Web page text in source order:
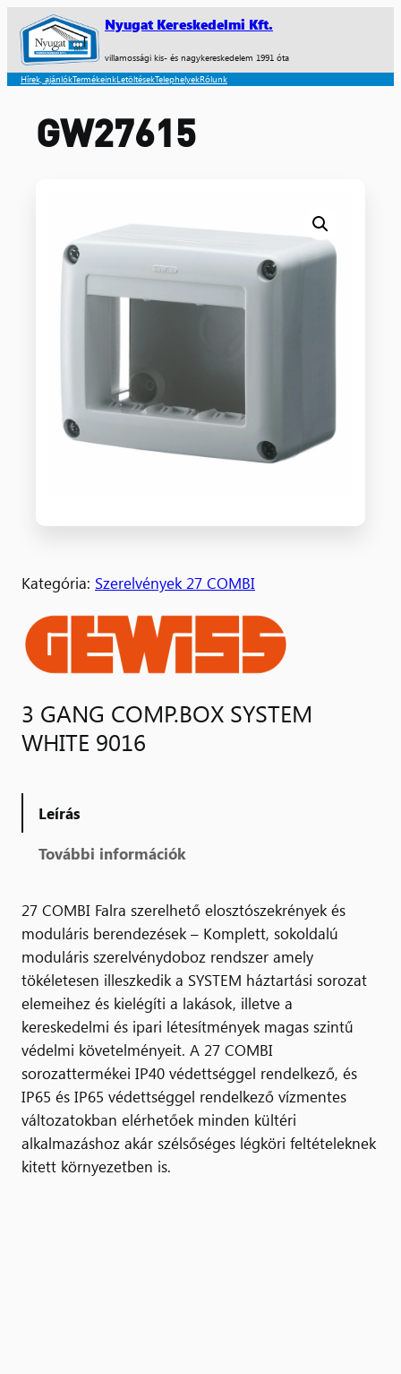
Nyugat Kereskedelmi Kft.
villamossági kis- és nagykereskedelem 1991 óta
Hírek, ajánlókTermékeinkLetöltésekTelephelyekRólunk
GW27615
Kategória: Szerelvények 27 COMBI
3 GANG COMP.BOX SYSTEM
WHITE 9016
Leírás
További információk
27 COMBI Falra szerelhető elosztószekrények és
moduláris berendezések – Komplett, sokoldalú
moduláris szerelvénydoboz rendszer amely
tökéletesen illeszkedik a SYSTEM háztartási sorozat
elemeihez és kielégíti a lakások, illetve a
kereskedelmi és ipari létesítmények magas szintű
védelmi követelményeit. A 27 COMBI
sorozattermékei IP40 védettséggel rendelkező, és
IP65 és IP65 védettséggel rendelkező vízmentes
változatokban elérhetőek minden kültéri
alkalmazáshoz akár szélsőséges légköri feltételeknek
kitett környezetben is.